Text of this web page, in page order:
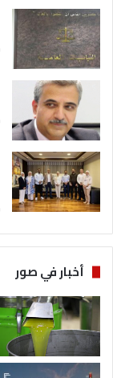
د
ة
ا
ل
م
د
و
ل
ة
م
و
ا
ق
ف
ث
ا
ب
ت
ة
و
أخبار في صور